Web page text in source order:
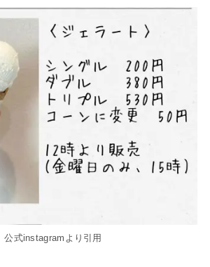
公式instagramより引用